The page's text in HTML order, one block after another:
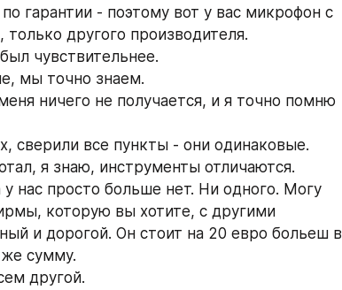
гарантии - поэтому вот у вас микрофон с
другого производителя.
чувствительнее.
мы точно знаем.
ничего не получается, и я точно помню
сверили все пункты - они одинаковые.
я знаю, инструменты отличаются.
нас просто больше нет. Ни одного. Могу
которую вы хотите, с другими
и дорогой. Он стоит на 20 евро больеш в
же сумму.
другой.